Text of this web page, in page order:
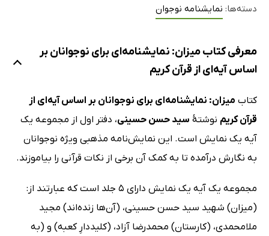
دسته‌ها: نمایشنامه نوجوان
معرفی کتاب میزان: نمایشنامه‌ای برای نوجوانان بر
اساس آیه‌ای از قرآن کریم
کتاب میزان: نمایشنامه‌ای برای نوجوانان بر اساس آیه‌ای از
قرآن کریم نوشتۀ سید حسن حسینی، دفتر اول از مجموعه یک
آیه یک نمایش است. این نمایش‌نامه مذهبی ویژه نوجوانان
به نگارش درآمده تا به کمک آن برخی از نکات قرآنی را بیاموزند.
مجموعه یک آیه یک نمایش دارای 5 جلد است که عبارتند از:
(میزان) شهید سید حسن حسینی، (آن‌ها زنده‌اند) مجید
ملامحمدی، (کارستان) محمدرضا آزاد، (کلیددارِ کعبه) و (به